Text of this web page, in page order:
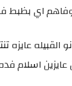
اي بظبط
القبيله
اسلام